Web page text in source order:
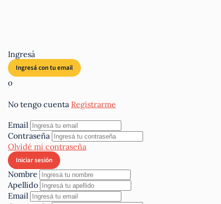
Ingresá
o
No tengo cuenta Registrarme
Email
Contraseña
Olvidé mi contraseña
Nombre
Apellido
Email